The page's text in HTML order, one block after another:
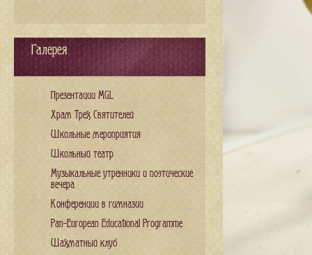
Галерея
Презентации MGL
Храм Трех Святителей
Школьные мероприятия
Школьный театр
Музыкальные утренники и поэтические
вечера
Конференции в гимназии
Pan-European Educational Programme
Шахматный клуб